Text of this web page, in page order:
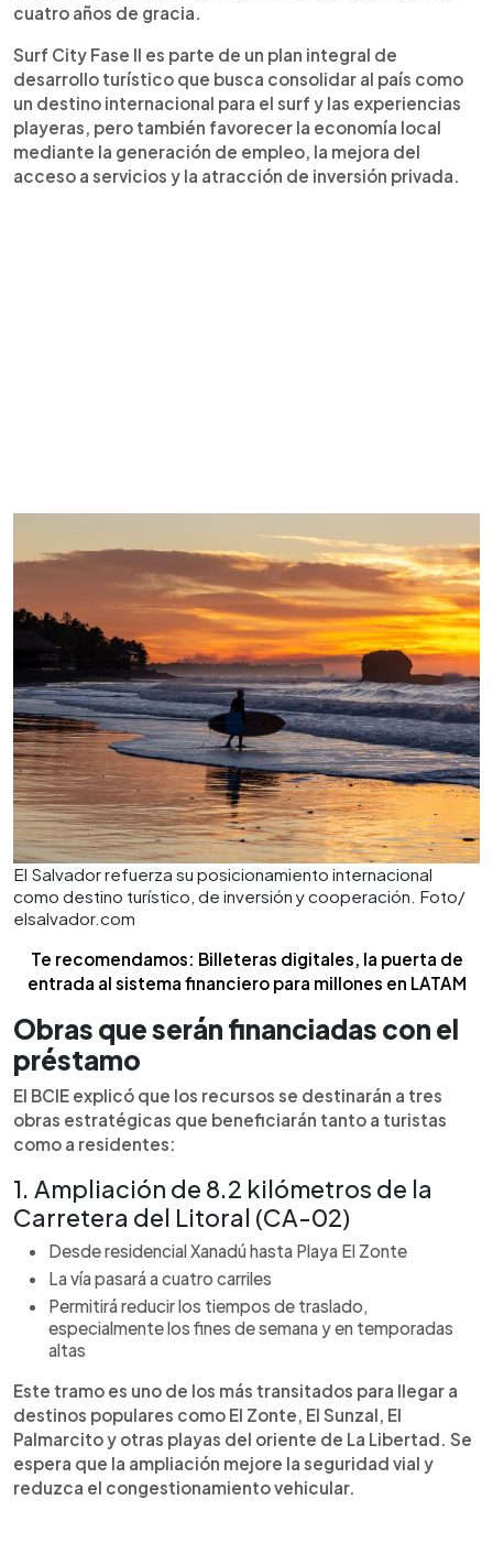
cuatro años de gracia.
Surf City Fase II es parte de un plan integral de
desarrollo turístico que busca consolidar al país como
un destino internacional para el surf y las experiencias
playeras, pero también favorecer la economía local
mediante la generación de empleo, la mejora del
acceso a servicios y la atracción de inversión privada.
El Salvador refuerza su posicionamiento internacional
como destino turístico, de inversión y cooperación. Foto/
elsalvador.com
Te recomendamos: Billeteras digitales, la puerta de
entrada al sistema financiero para millones en LATAM
Obras que serán financiadas con el
préstamo
El BCIE explicó que los recursos se destinarán a tres
obras estratégicas que beneficiarán tanto a turistas
como a residentes:
1. Ampliación de 8.2 kilómetros de la
Carretera del Litoral (CA-02)
Desde residencial Xanadú hasta Playa El Zonte
La vía pasará a cuatro carriles
Permitirá reducir los tiempos de traslado,
especialmente los fines de semana y en temporadas
altas
Este tramo es uno de los más transitados para llegar a
destinos populares como El Zonte, El Sunzal, El
Palmarcito y otras playas del oriente de La Libertad. Se
espera que la ampliación mejore la seguridad vial y
reduzca el congestionamiento vehicular.